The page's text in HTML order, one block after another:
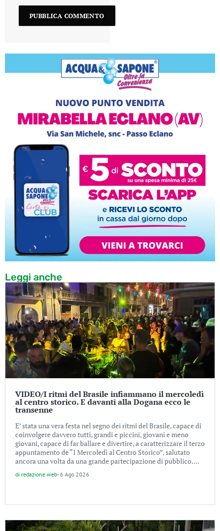
Leggi anche
VIDEO/I ritmi del Brasile infiammano il mercoledì
al centro storico. E davanti alla Dogana ecco le
transenne
E’ stata una vera festa nel segno dei ritmi del Brasile, capace di
coinvolgere davvero tutti, grandi e piccini, giovani e meno
giovani, capace di far ballare e divertire, a caratterizzare il terzo
appuntamento de “I Mercoledì al Centro Storico”, salutato
ancora una volta da una grande partecipazione di pubblico....
di redazione web-6 Ago 2026